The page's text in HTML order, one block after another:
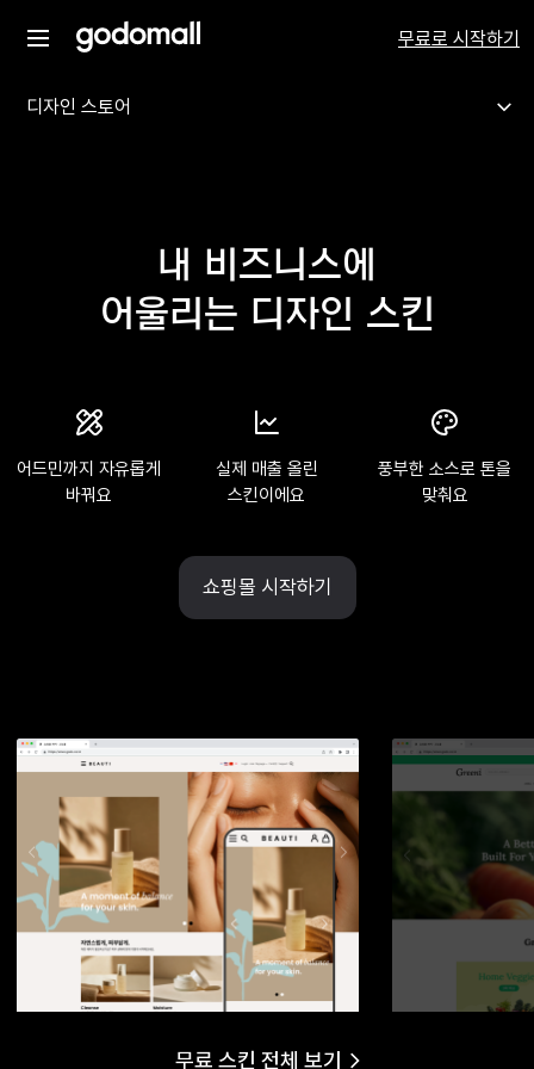
무료로 시작하기
디자인 스토어